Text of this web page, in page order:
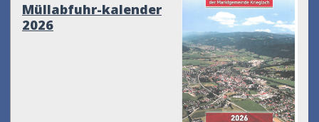
Müllabfuhr-kalender
2026